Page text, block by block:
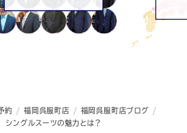
ツSADAのトップページ
約 福岡呉服町店
福岡呉服町店ブログ
シングルスーツの魅力とは？